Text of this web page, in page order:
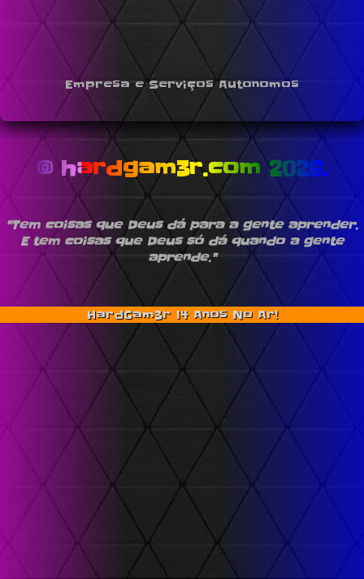
Empresa e Serviços Autonomos
© hardgam3r.com 2026.
"Tem coisas que Deus dá para a gente aprender.
E tem coisas que Deus só dá quando a gente
aprende."
HardGam3r 14 Anos No Ar!